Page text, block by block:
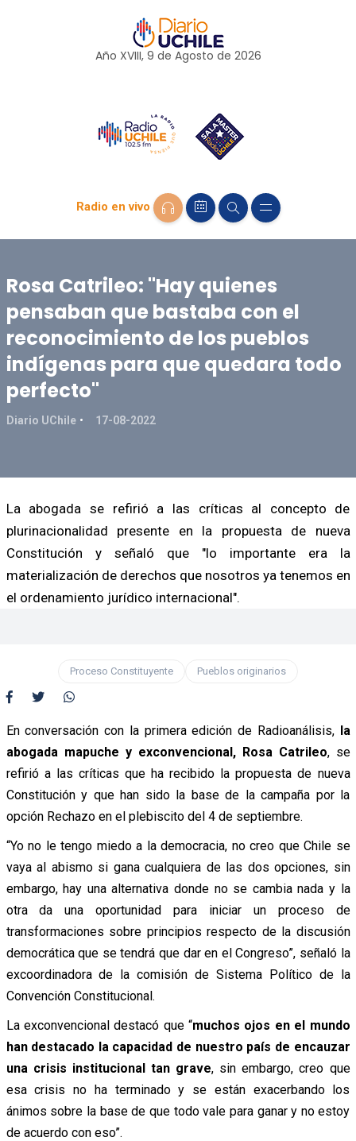
Año XVIII, 9 de Agosto de 2026
Radio en vivo
Rosa Catrileo: "Hay quienes
pensaban que bastaba con el
reconocimiento de los pueblos
indígenas para que quedara todo
perfecto"
Diario UChile 17-08-2022
La abogada se refirió a las críticas al concepto de
plurinacionalidad presente en la propuesta de nueva
Constitución y señaló que "lo importante era la
materialización de derechos que nosotros ya tenemos en
el ordenamiento jurídico internacional".
Proceso Constituyente Pueblos originarios
En conversación con la primera edición de Radioanálisis, la
abogada mapuche y exconvencional, Rosa Catrileo, se
refirió a las críticas que ha recibido la propuesta de nueva
Constitución y que han sido la base de la campaña por la
opción Rechazo en el plebiscito del 4 de septiembre.
“Yo no le tengo miedo a la democracia, no creo que Chile se
vaya al abismo si gana cualquiera de las dos opciones, sin
embargo, hay una alternativa donde no se cambia nada y la
otra da una oportunidad para iniciar un proceso de
transformaciones sobre principios respecto de la discusión
democrática que se tendrá que dar en el Congreso”, señaló la
excoordinadora de la comisión de Sistema Político de la
Convención Constitucional.
La exconvencional destacó que “muchos ojos en el mundo
han destacado la capacidad de nuestro país de encauzar
una crisis institucional tan grave, sin embargo, creo que
esa crisis no ha terminado y se están exacerbando los
ánimos sobre la base de que todo vale para ganar y no estoy
de acuerdo con eso”.